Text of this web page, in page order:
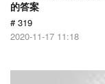
的答案
# 319
2020-11-17 11:18